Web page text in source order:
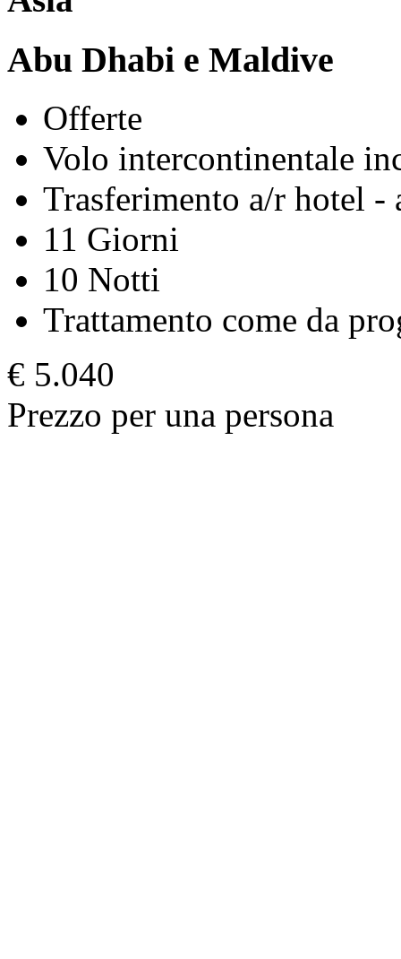
Abu Dhabi e Maldive
Offerte
Volo intercontinentale
Trasferimento a/r hotel -
11 Giorni
10 Notti
Trattamento come da
€ 5.040
Prezzo per una persona